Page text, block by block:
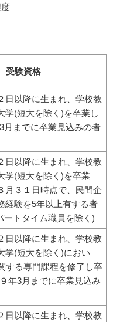
受験資格
日以降に生まれ、学校教
学(短大を除く)を卒業し
月までに卒業見込みの者
日以降に生まれ、学校教
学(短大を除く)を卒業
月３１日時点で、民間企
経験を5年以上有する者
ートタイム職員を除く)
日以降に生まれ、学校教
学(短大を除く)におい
する専門課程を修了し卒
年3月までに卒業見込み
日以降に生まれ、学校教